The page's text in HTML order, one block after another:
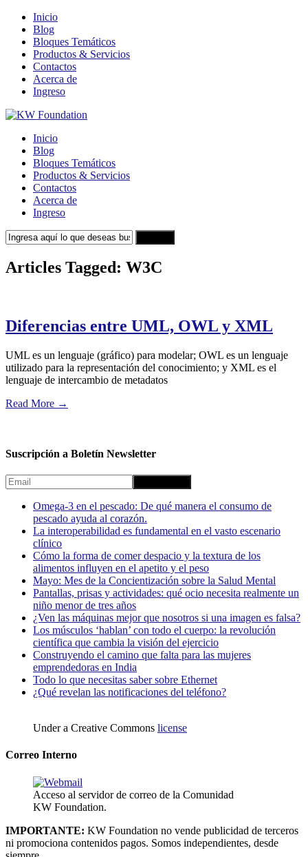
Inicio
Blog
Bloques Temáticos
Productos & Servicios
Contactos
Acerca de
Ingreso
Inicio
Blog
Bloques Temáticos
Productos & Servicios
Contactos
Acerca de
Ingreso
Articles Tagged: W3C
Diferencias entre UML, OWL y XML
UML es un lenguaje (gráfico) para modelar; OWL es un lenguaje
utilizado para la representación del conocimiento; y XML es el
lenguaje de intercambio de metadatos
Read More →
Suscripción a Boletín Newsletter
Omega-3 en el pescado: De qué manera el consumo de
pescado ayuda al corazón.
La interoperabilidad es fundamental en el vasto escenario
clínico
Cómo la forma de comer despacio y la textura de los
alimentos influyen en el apetito y el peso
Mayo: Mes de la Concientización sobre la Salud Mental
Pantallas, prisas y actividades: qué ocio necesita realmente un
niño menor de tres años
¿Ven las máquinas mejor que nosotros si una imagen es falsa?
Los músculos ‘hablan’ con todo el cuerpo: la revolución
científica que cambia la visión del ejercicio
Construyendo el camino que falta para las mujeres
emprendedoras en India
Todo lo que necesitas saber sobre Ethernet
¿Qué revelan las notificaciones del teléfono?
Under a Creative Commons license
Correo Interno
Acceso al servidor de correo de la Comunidad
KW Foundation.
IMPORTANTE: KW Foundation no vende publicidad de terceros
ni promociona contenidos pagos. Somos independientes, desde